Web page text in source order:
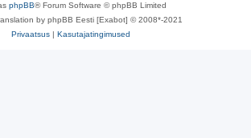
phpBB® Forum Software © phpBB Limited
by phpBB Eesti [Exabot] © 2008*-2021
Privaatsus | Kasutajatingimused